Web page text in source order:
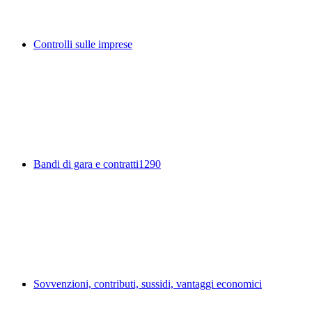
Controlli sulle imprese
Bandi di gara e contratti1290
Sovvenzioni, contributi, sussidi, vantaggi economici